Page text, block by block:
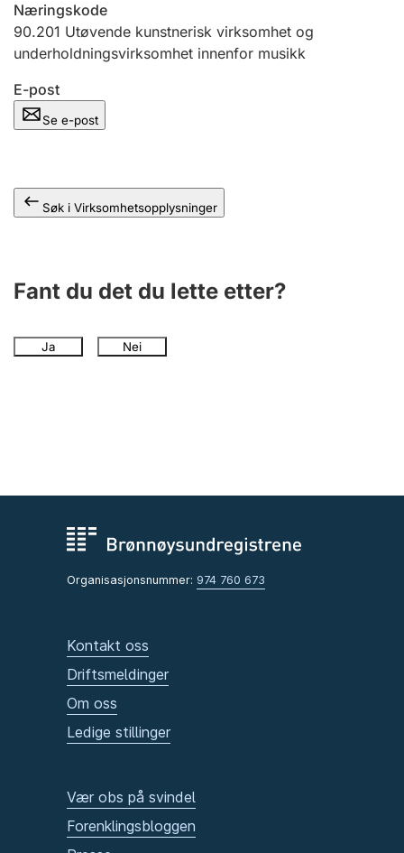
Andre tema
Næringskode
90.201 Utøvende kunstnerisk virksomhet og
underholdningsvirksomhet innenfor musikk
E-post
Se e-post
Søk i Virksomhetsopplysninger
Fant du det du lette etter?
Ja Nei
Organisasjonsnummer: 974 760 673
Kontakt oss
Driftsmeldinger
Om oss
Ledige stillinger
Vær obs på svindel
Forenklingsbloggen